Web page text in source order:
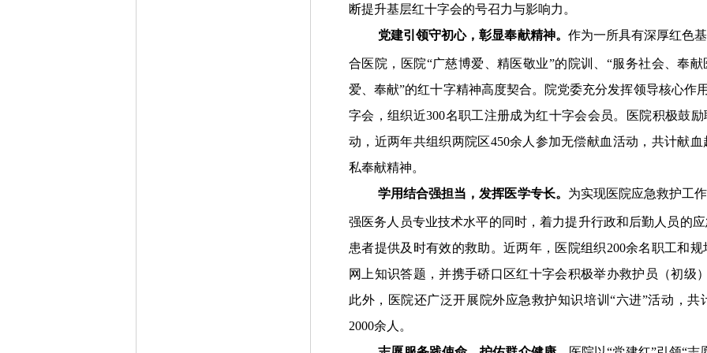
断提升基层红十字会的号召力与影响力。
党建引领守初心，彰显奉献精神。 作为一所具有深厚红色
合医院，医院“广慈博爱、精医敬业”的院训、“服务社会、奉
爱、奉献”的红十字精神高度契合。院党委充分发挥领导核心作
字会，组织近300名职工注册成为红十字会会员。医院积极鼓
动，近两年共组织两院区450余人参加无偿献血活动，共计献
私奉献精神。‍
学用结合强担当，发挥医学专长。 为实现医院应急救护工
强医务人员专业技术水平的同时，着力提升行政和后勤人员的
患者提供及时有效的救助。近两年，医院组织200余名职工和
网上知识答题，并携手硚口区红十字会积极举办救护员（初级
此外，医院还广泛开展院外应急救护知识培训“六进”活动，
2000余人。